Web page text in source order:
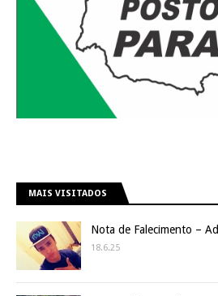
MAIS VISITADOS
Nota de Falecimento –
18.6.25